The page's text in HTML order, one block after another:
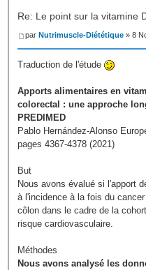
Re: Le point sur la vitamine
parNutrimuscle-Diététique » 8
Traduction de l'étude
Apports alimentaires en
colorectal : une approche
PREDIMED
Pablo Hernández-Alonso
pages 4367-4378 (2021)
But
Nous avons évalué si l'apport
à l'incidence à la fois du
côlon dans le cadre de la
risque cardiovasculaire.
Méthodes
Nous avons analysé les